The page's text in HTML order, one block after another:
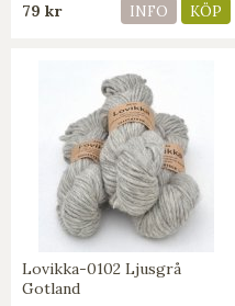
79 kr INFO KÖP
Lovikka-0102 Ljusgrå
Gotland